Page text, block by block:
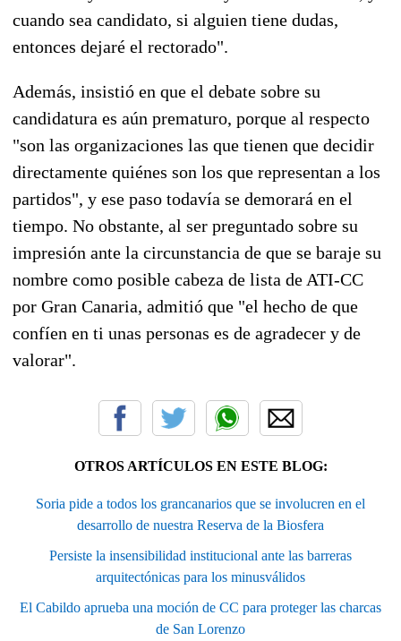
cuando sea candidato, si alguien tiene dudas,
entonces dejaré el rectorado".
Además, insistió en que el debate sobre su
candidatura es aún prematuro, porque al respecto
"son las organizaciones las que tienen que decidir
directamente quiénes son los que representan a los
partidos", y ese paso todavía se demorará en el
tiempo. No obstante, al ser preguntado sobre su
impresión ante la circunstancia de que se baraje su
nombre como posible cabeza de lista de ATI-CC
por Gran Canaria, admitió que "el hecho de que
confíen en ti unas personas es de agradecer y de
valorar".
OTROS ARTÍCULOS EN ESTE BLOG:
Soria pide a todos los grancanarios que se involucren en el
desarrollo de nuestra Reserva de la Biosfera
Persiste la insensibilidad institucional ante las barreras
arquitectónicas para los minusválidos
El Cabildo aprueba una moción de CC para proteger las charcas
de San Lorenzo